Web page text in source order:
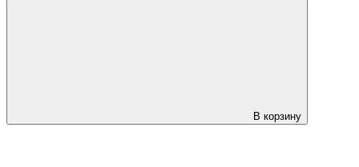
В корзину